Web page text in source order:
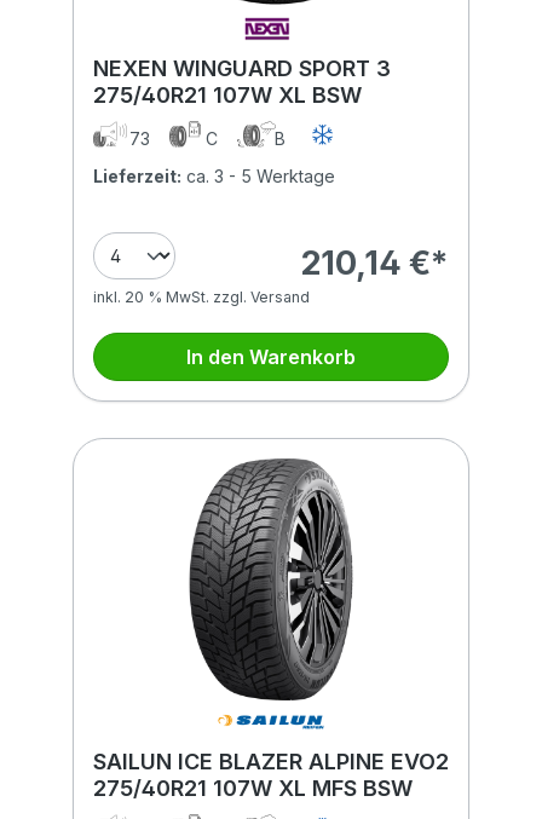
NEXEN WINGUARD SPORT 3
275/40R21 107W XL BSW
73 C
B
Lieferzeit: ca. 3 - 5 Werktage
210,14 €*
inkl. 20 % MwSt. zzgl. Versand
In den Warenkorb
SAILUN ICE BLAZER ALPINE EVO2
275/40R21 107W XL MFS BSW